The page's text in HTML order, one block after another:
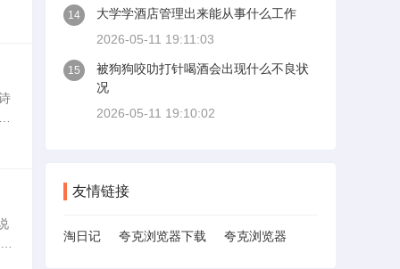
14
大学学酒店管理出来能从事什么工作
2026-05-11 19:11:03
15
被狗狗咬叻打针喝酒会出现什么不良状
况
2026-05-11 19:10:02
友情链接
淘日记 夸克浏览器下载 夸克浏览器